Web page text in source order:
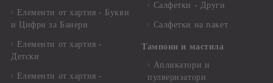
Елементи от хартия - Букви
и Цифри за Банери
Елементи от хартия -
Детски
Елементи от хартия -
Салфетки - Други
Салфетки на пакет
Тампони и мастила
Апликатори и
пулверизатори